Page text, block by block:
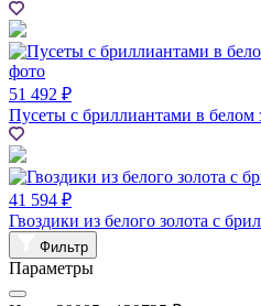
51 492 ₽
Пусеты с бриллиантами в белом
41 594 ₽
Гвоздики из белого золота с
Фильтр
Параметры